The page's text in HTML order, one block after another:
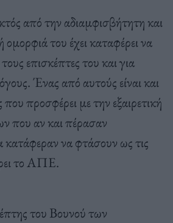
από την αδιαμφισβήτητη και
ομορφιά του έχει καταφέρει να
επισκέπτες του και για
Ένας από αυτούς είναι και
που προσφέρει με την εξαιρετική
που αν και πέρασαν
κατάφεραν να φτάσουν ως τις
το ΑΠΕ.
του Βουνού των